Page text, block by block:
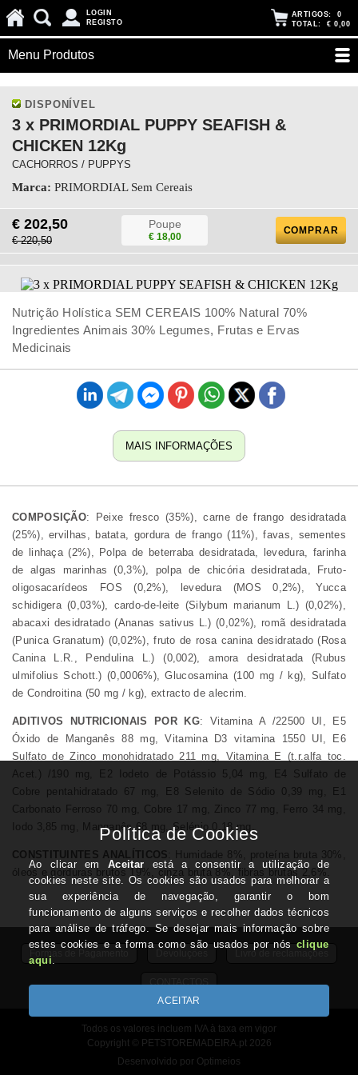
LOGIN
REGISTO
ARTIGOS: 0
TOTAL: € 0,00
Menu Produtos
DISPONÍVEL
3 x PRIMORDIAL PUPPY SEAFISH &
CHICKEN 12Kg
CACHORROS / PUPPYS
Marca: PRIMORDIAL Sem Cereais
€ 202,50
€ 220,50
Poupe
€ 18,00
COMPRAR
Nutrição Holística SEM CEREAIS 100% Natural 70%
Ingredientes Animais 30% Legumes, Frutas e Ervas
Medicinais
MAIS INFORMAÇÕES
COMPOSIÇÃO: Peixe fresco (35%), carne de frango desidratada
(25%), ervilhas, batata, gordura de frango (11%), favas, sementes
de linhaça (2%), Polpa de beterraba desidratada, levedura, farinha
de algas marinhas (0,3%), polpa de chicória desidratada, Fruto-
oligosacarídeos FOS (0,2%), levedura (MOS 0,2%), Yucca
schidigera (0,03%), cardo-de-leite (Silybum marianum L.) (0,02%),
abacaxi desidratado (Ananas sativus L.) (0,02%), romã desidratada
(Punica Granatum) (0,02%), fruto de rosa canina desidratado (Rosa
Canina L.R., Pendulina L.) (0,002), amora desidratada (Rubus
ulmifolius Schott.) (0,0006%), Glucosamina (100 mg / kg), Sulfato
de Condroitina (50 mg / kg), extracto de alecrim.
ADITIVOS NUTRICIONAIS POR KG: Vitamina A /22500 UI, E5
Óxido de Manganês 88 mg, Vitamina D3 vitamina 1550 UI, E6
Sulfato de Zinco monohidratado 211 mg, Vitamina E (t.r.alfa toc.
Acet.) /190 mg, E2 Iodeto de Potássio 5,04 mg, E4 Sulfato de
Cobre pentahidratado 67 mg, E8 Selenito de Sódio 0,39 mg, E1
Carbonato Ferroso 70 mg, Cobre 17 mg, Zinco 77 mg, Ferro 34 mg,
Iodo 3,85 mg, Manganês 68 mg, Selénio 0,18 mg.
CONSTITUINTES ANALÍTICOS : Humidade 8%, proteína bruta 30%,
óleos e gorduras brutos 19%, cinza bruta 8%, fibras brutas 2,6%.
Formas de Pagamento Livro de reclamações
CONTACTOS
Todos os valores incluem IVA à taxa em vigor
Copyright © PETSTOREMADEIRA.pt 2026
Desenvolvido por Optimeios